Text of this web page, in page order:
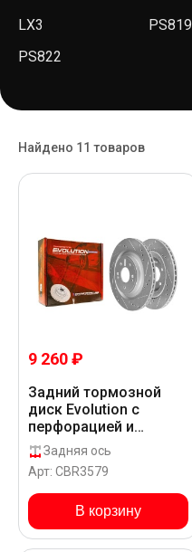
LX3 PS819
PS822
Найдено 11 товаров
9 260 ₽
Задний тормозной
диск Evolution с
перфорацией и
насечками, в
покрытии GEOMET для
Hyundai PALISADE LX3
Задняя ось
Арт: CBR3579
В корзину